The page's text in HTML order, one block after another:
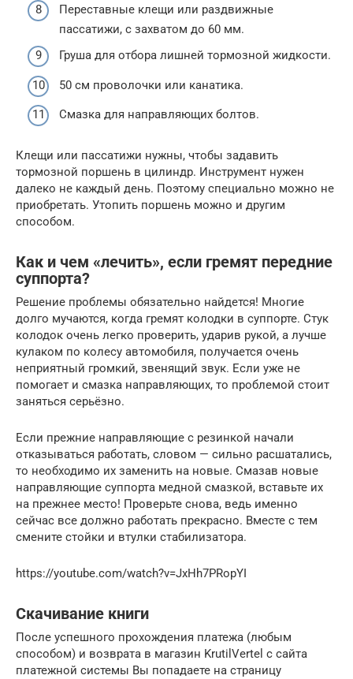
Переставные клещи или раздвижные
пассатижи, с захватом до 60 мм.
Груша для отбора лишней тормозной жидкости.
50 см проволочки или канатика.
Смазка для направляющих болтов.
Клещи или пассатижи нужны, чтобы задавить
тормозной поршень в цилиндр. Инструмент нужен
далеко не каждый день. Поэтому специально можно не
приобретать. Утопить поршень можно и другим
способом.
Как и чем «лечить», если гремят передние
суппорта?
Решение проблемы обязательно найдется! Многие
долго мучаются, когда гремят колодки в суппорте. Стук
колодок очень легко проверить, ударив рукой, а лучше
кулаком по колесу автомобиля, получается очень
неприятный громкий, звенящий звук. Если уже не
помогает и смазка направляющих, то проблемой стоит
заняться серьёзно.
Если прежние направляющие с резинкой начали
отказываться работать, словом — сильно расшатались,
то необходимо их заменить на новые. Смазав новые
направляющие суппорта медной смазкой, вставьте их
на прежнее место! Проверьте снова, ведь именно
сейчас все должно работать прекрасно. Вместе с тем
смените стойки и втулки стабилизатора.
https://youtube.com/watch?v=JxHh7PRopYI
Скачивание книги
После успешного прохождения платежа (любым
способом) и возврата в магазин KrutilVertel с сайта
платежной системы Вы попадаете на страницу